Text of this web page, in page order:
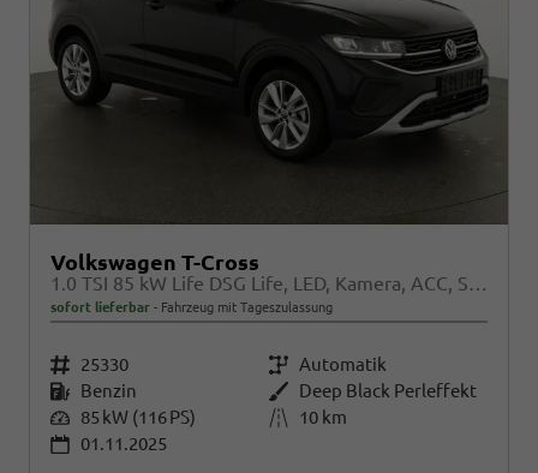
Volkswagen T-Cross
1.0 TSI 85 kW Life DSG Life, LED, Kamera, ACC, Side, Winter, 17-Zoll, 3-J. Garantie
sofort lieferbar Fahrzeug mit Tageszulassung
Fahrzeugnr. 25330 Getriebe Automatik
Kraftstoff Benzin Außenfarbe Deep Black Perleffekt
Leistung 85 kW (116 PS) Kilometerstand
10 km
01.11.2025